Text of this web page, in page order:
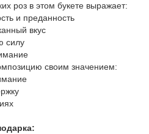
роз в этом букете выражает:
и преданность
вкус
силу
своим значением: